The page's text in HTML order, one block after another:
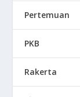
Pertemuan
PKB
Rakerta